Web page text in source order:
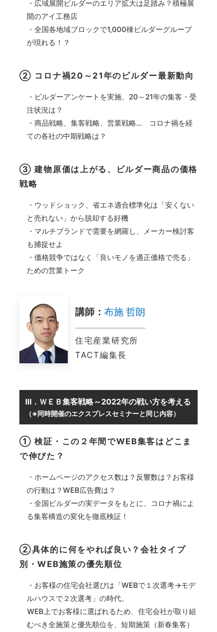
・広域展開ビルダーのエリア拡大は足踏み？積極展
開のアイ工務店
・全国各地域ブロックで1,000棟ビルダーグループ
が現れる！？
② コロナ禍20～21年のビルダー最新動向
・ビルダーアンケートを実施、20～21年の集客・受
注状況は？
・商品戦略、集客戦略、営業戦略… コロナ禍を経
ての各社の中期戦略は？
③ 建物原価は上がる、ビルダー商品の価格
戦略
・ウッドショック、省エネ適合標準化は「安くない
と売れない」から脱却する好機
・マルチブランドで需要を網羅し、メーカー検討客
も捕捉せよ
・価格競争ではなく「良いモノを適正価格で売る」
ための営業トーク
講師： 布施 哲朗
住宅産業研究所
TACT編集長
Ⅲ．ＷＥＢ集客戦略～2022年の戦い方を考える
（※同時開催のエクスプレスセミナーと同じ内容）
① 検証・この２年間でWEB集客はどこま
で伸びた？
・ホームページのアクセス数は？反響数は？お客様
の行動は？WEB広告費は？
・全国ビルダーの実データをもとに、コロナ禍によ
る集客構造の変化を徹底検証！
②具体的に何をやれば良い？会社タイプ
別・WEB施策の優先順位
・お客様の住宅会社選びは「WEBで１次選考→モデ
ルハウスで２次選考」の時代。
WEB上でお客様に選ばれるため、住宅会社が取り組
むべき全施策と優先順位を、短期施策（新春集客）